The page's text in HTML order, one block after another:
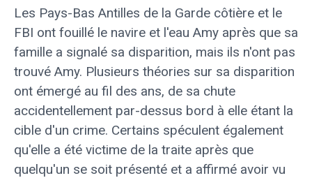
Les Pays-Bas Antilles de la Garde côtière et le
FBI ont fouillé le navire et l'eau Amy après que sa
famille a signalé sa disparition, mais ils n'ont pas
trouvé Amy. Plusieurs théories sur sa disparition
ont émergé au fil des ans, de sa chute
accidentellement par-dessus bord à elle étant la
cible d'un crime. Certains spéculent également
qu'elle a été victime de la traite après que
quelqu'un se soit présenté et a affirmé avoir vu